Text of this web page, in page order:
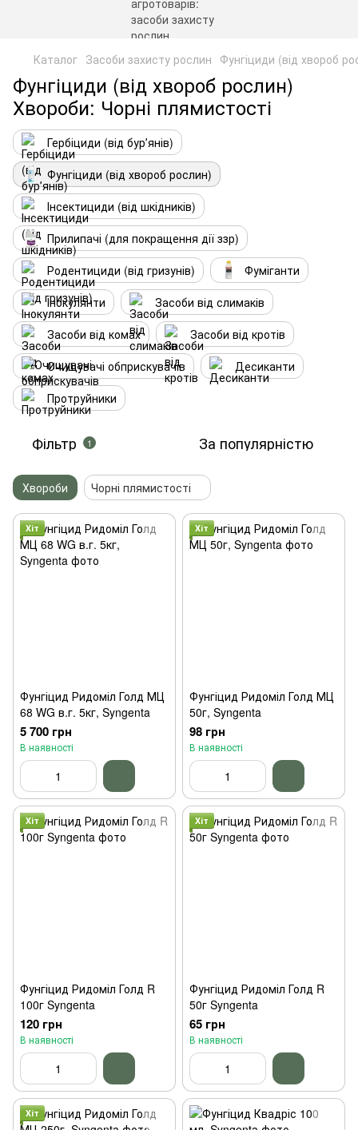
Каталог Засоби захисту рослин Фунгіциди (від хвороб
Фунгіциди (від хвороб рослин)
Хвороби: Чорні плямистості
Гербіциди (від бурʼянів)
Фунгіциди (від хвороб рослин)
Інсектициди (від шкідників)
Прилипачі (для покращення дії ззр)
Родентициди (від гризунів)
Фуміганти
Інокулянти
Засоби від слимаків
Засоби від комах
Засоби від кротів
Очищувачі обприскувачів
Десиканти
Протруйники
Фільтр 1 За популярністю
Хвороби Чорні плямистості
Хіт
Фунгіцид Ридоміл Голд МЦ
68 WG в.г. 5кг, Syngenta
5 700 грн
В наявності
Хіт
Фунгіцид Ридоміл Голд МЦ
50г, Syngenta
98 грн
В наявності
Хіт
Фунгіцид Ридоміл Голд R
100г Syngenta
120 грн
В наявності
Хіт
Фунгіцид Ридоміл Голд R
50г Syngenta
65 грн
В наявності
Хіт